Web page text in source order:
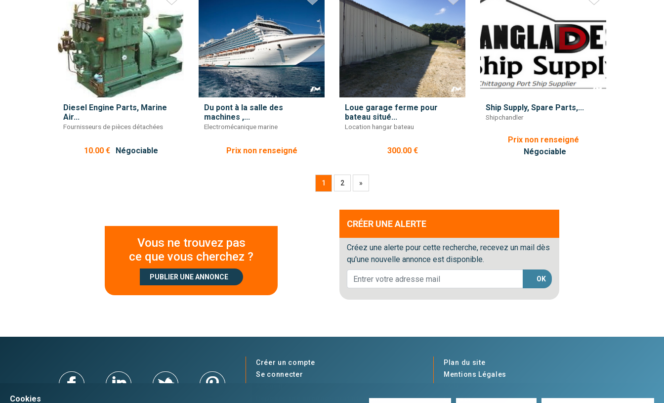
Diesel Engine Parts, Marine
Air...
Fournisseurs de pièces détachées
10.00 € Négociable
Du pont à la salle des
machines ,...
Electromécanique marine
Prix non renseigné
Loue garage ferme pour
bateau situé...
Location hangar bateau
300.00 €
Ship Supply, Spare Parts,...
Shipchandler
Prix non renseigné
Négociable
1 2 »
Vous ne trouvez pas
ce que vous cherchez ?
PUBLIER UNE ANNONCE
CRÉER UNE ALERTE
Créez une alerte pour cette recherche, recevez un mail dès
qu'une nouvelle annonce est disponible.
OK
Créer un compte
Se connecter
Déposer une annonce gratuitement
Plan du site
Mentions Légales
Contact